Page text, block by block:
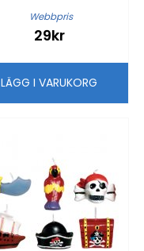
Webbpris
29kr
LÄGG I VARUKORG